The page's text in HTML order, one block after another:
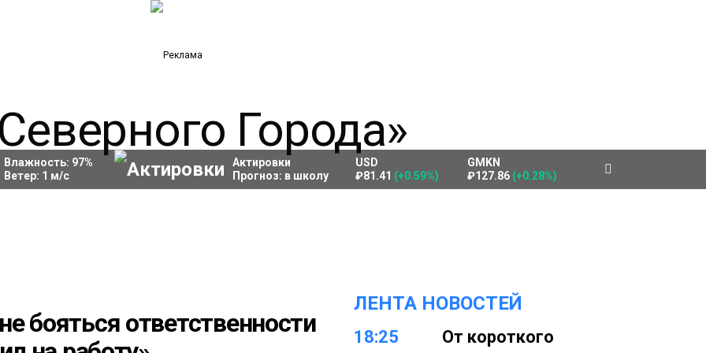
Влажность: 97%
Ветер: 1 м/с
Актировки
Прогноз: в школу
USD
₽81.41 (+0.59%)
GMKN
₽127.86 (+0.28%)
бояться ответственности
ЛЕНТА НОВОСТЕЙ
18:25
От короткого